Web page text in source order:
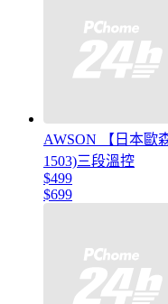
AWSON 【日本歐
1503)三段溫控
$499
$699